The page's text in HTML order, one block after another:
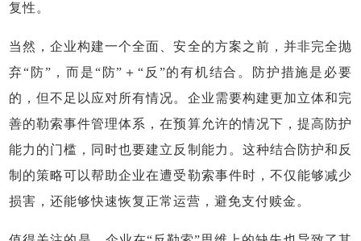
复性。
当然，企业构建一个全面、安全的方案之前，并非完全抛
弃“防”，而是“防”＋“反”的有机结合。防护措施是必要
的，但不足以应对所有情况。企业需要构建更加立体和完
善的勒索事件管理体系，在预算允许的情况下，提高防护
能力的门槛，同时也要建立反制能力。这种结合防护和反
制的策略可以帮助企业在遭受勒索事件时，不仅能够减少
损害，还能够快速恢复正常运营，避免支付赎金。